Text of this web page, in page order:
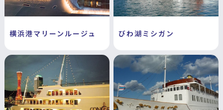
横浜港マリーンルージュ びわ湖ミシガン